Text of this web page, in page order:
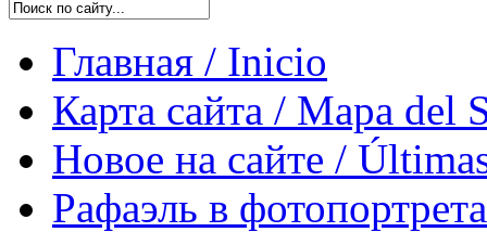
Главная / Inicio
Карта сайта / Mapa del
Новое на сайте /
Рафаэль в